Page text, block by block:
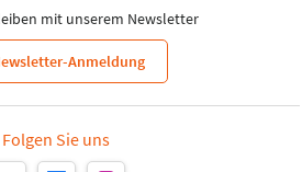
mit unserem Newsletter
Anmeldung
Folgen Sie uns